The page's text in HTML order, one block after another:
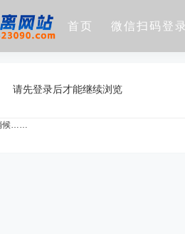
首页 微信扫码登录
请先登录后才能继续浏览
候……